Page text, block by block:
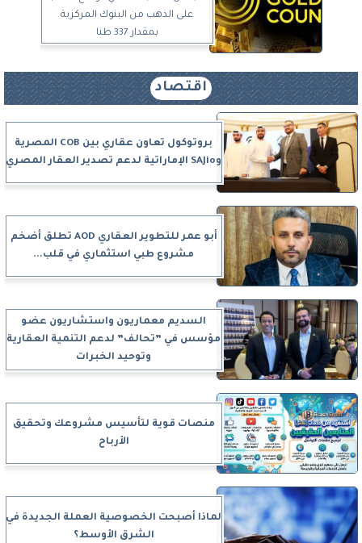
على الذهب من البنوك المركزية
بمقدار 337 طنا
اقتصاد
بروتوكول تعاون عقاري بين COB المصرية
وSAJio الإماراتية لدعم تصدير العقار المصري
أبو عمر للتطوير العقاري AOD تطلق أضخم
مشروع طبي استثماري في قلب...
السديم معماريون واستشاريون عضو
مؤسس في ”تحالف” لدعم التنمية العقارية
وتوحيد الخبرات
منصات قوية لتأسيس مشروعك وتحقيق
الأرباح
لماذا أصبحت الخصوصية العملة الجديدة في
الشرق الأوسط؟